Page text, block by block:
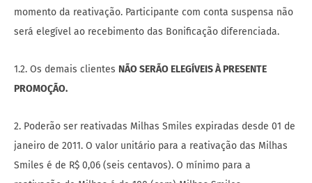
momento da reativação. Participante com conta suspensa não
será elegível ao recebimento das Bonificação diferenciada.
1.2. Os demais clientes NÃO SERÃO ELEGÍVEIS À PRESENTE
PROMOÇÃO.
2. Poderão ser reativadas Milhas Smiles expiradas desde 01 de
janeiro de 2011. O valor unitário para a reativação das Milhas
Smiles é de R$ 0,06 (seis centavos). O mínimo para a